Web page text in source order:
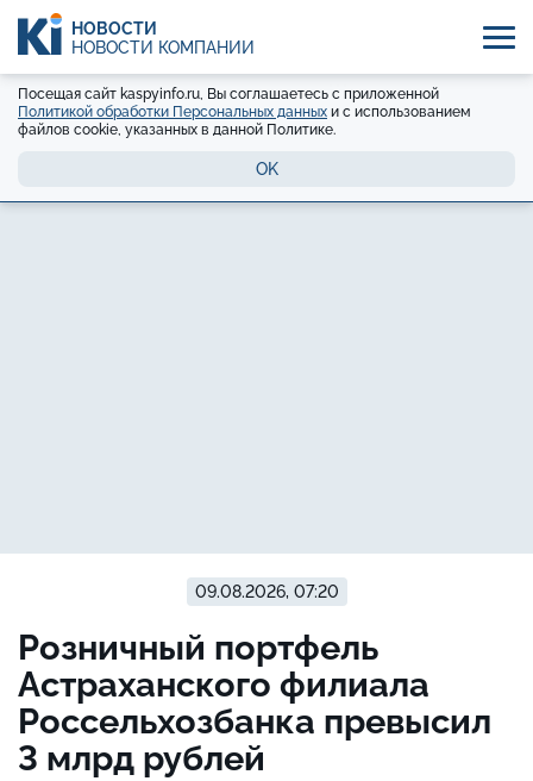
НОВОСТИ
НОВОСТИ КОМПАНИЙ
Посещая сайт kaspyinfo.ru, Вы соглашаетесь с приложенной
Политикой обработки Персональных данных и с использованием
файлов cookie, указанных в данной Политике.
OK
09.08.2026, 07:20
Розничный портфель
Астраханского филиала
Россельхозбанка превысил
3 млрд рублей